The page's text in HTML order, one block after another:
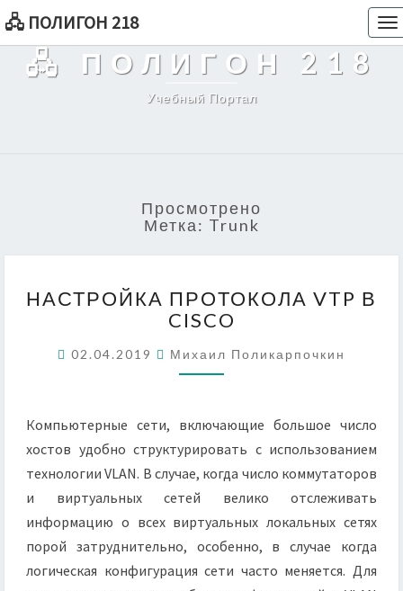
🖧 ПОЛИГОН 218
🖧 ПОЛИГОН 218
Учебный Портал
Просмотрено
Метка: Trunk
ПРОТОКОЛА
VTP
CISCO
НАСТРОЙКА ПРОТОКОЛА VTP В
CISCO
02.04.2019 Михаил Поликарпочкин
Компьютерные сети, включающие большое число
хостов удобно структурировать с использованием
технологии VLAN. В случае, когда число коммутаторов
и виртуальных сетей велико отслеживать
информацию о всех виртуальных локальных сетях
порой затруднительно, особенно, в случае когда
логическая конфигурация сети часто меняется. Для